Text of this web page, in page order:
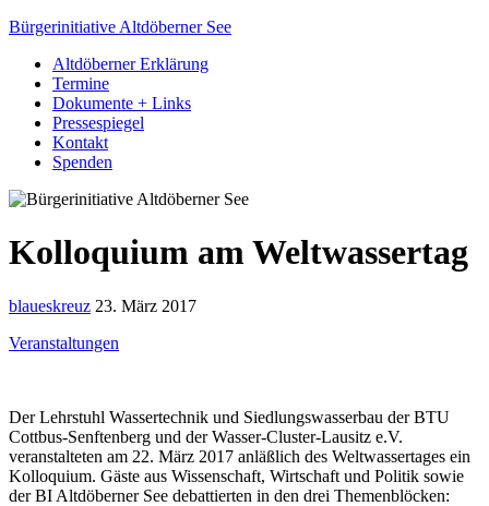
Bürgerinitiative Altdöberner See
Altdöberner Erklärung
Termine
Dokumente + Links
Pressespiegel
Kontakt
Spenden
Kolloquium am Weltwassertag
blaueskreuz 23. März 2017
Veranstaltungen
Der Lehrstuhl Wassertechnik und Siedlungswasserbau der BTU
Cottbus-Senftenberg und der Wasser-Cluster-Lausitz e.V.
veranstalteten am 22. März 2017 anläßlich des Weltwassertages ein
Kolloquium. Gäste aus Wissenschaft, Wirtschaft und Politik sowie
der BI Altdöberner See debattierten in den drei Themenblöcken: